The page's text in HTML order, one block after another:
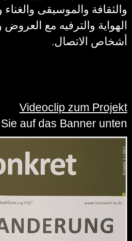
والثقافة والموسيقى والغناء
الهواية والترفيه مع العروض
أشخاص الاتصال.
Videoclip zum Projekt
auf das Banner unten